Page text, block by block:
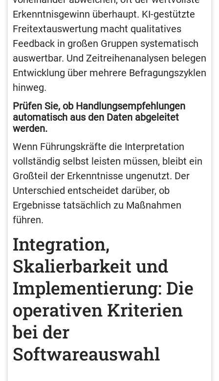
Erkenntnisgewinn überhaupt. KI-gestützte
Freitextauswertung macht qualitatives
Feedback in großen Gruppen systematisch
auswertbar. Und Zeitreihenanalysen belegen
Entwicklung über mehrere Befragungszyklen
hinweg.
Prüfen Sie, ob Handlungsempfehlungen
automatisch aus den Daten abgeleitet
werden.
Wenn Führungskräfte die Interpretation
vollständig selbst leisten müssen, bleibt ein
Großteil der Erkenntnisse ungenutzt. Der
Unterschied entscheidet darüber, ob
Ergebnisse tatsächlich zu Maßnahmen
führen.
Integration,
Skalierbarkeit und
Implementierung: Die
operativen Kriterien
bei der
Softwareauswahl